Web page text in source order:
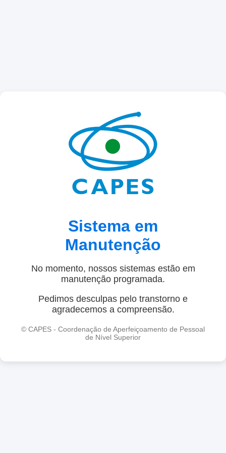
Sistema em
Manutenção
No momento, nossos sistemas estão em
manutenção programada.
Pedimos desculpas pelo transtorno e
agradecemos a compreensão.
© CAPES - Coordenação de Aperfeiçoamento de Pessoal
de Nível Superior